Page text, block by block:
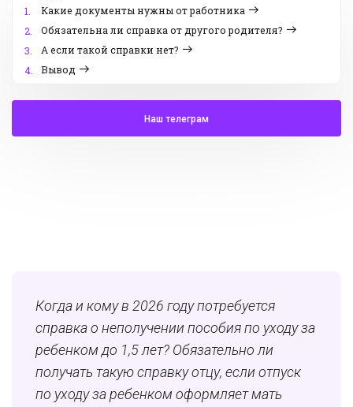
1.
Какие документы нужны от работника
2.
Обязательна ли справка от другого родителя?
3.
А если такой справки нет?
4.
Вывод
Наш телеграм
Когда и кому в 2026 году потребуется
справка о неполучении пособия по уходу за
ребенком до 1,5 лет? Обязательно ли
получать такую справку отцу, если отпуск
по уходу за ребенком оформляет мать